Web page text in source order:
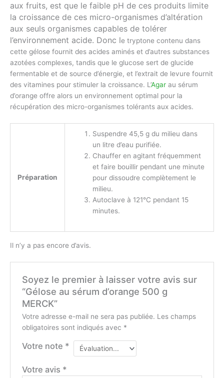
aux fruits, est que le faible pH de ces produits limite
la croissance de ces micro-organismes d’altération
aux seuls organismes capables de tolérer
l’environnement acide. Donc le tryptone contenu dans
cette gélose fournit des acides aminés et d’autres substances
azotées complexes, tandis que le glucose sert de glucide
fermentable et de source d’énergie, et l’extrait de levure fournit
des vitamines pour stimuler la croissance. L’Agar au sérum
d’orange offre alors un environnement optimal pour la
récupération des micro-organismes tolérants aux acides.
Préparation
Suspendre 45,5 g du milieu dans
un litre d’eau purifiée.
Chauffer en agitant fréquemment
et faire bouillir pendant une minute
pour dissoudre complètement le
milieu.
Autoclave à 121°C pendant 15
minutes.
Il n’y a pas encore d’avis.
Soyez le premier à laisser votre avis sur
“Gélose au sérum d’orange 500 g
MERCK”
Votre adresse e-mail ne sera pas publiée. Les champs
obligatoires sont indiqués avec *
Votre note *
Votre avis *